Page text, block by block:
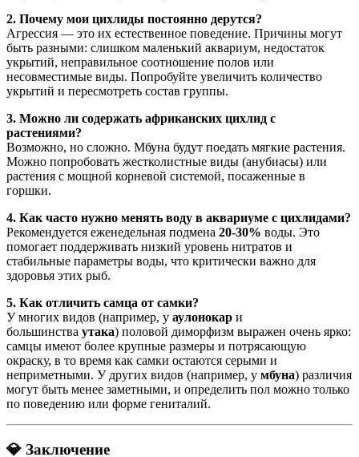
2. Почему мои цихлиды постоянно дерутся?
Агрессия — это их естественное поведение. Причины могут
быть разными: слишком маленький аквариум, недостаток
укрытий, неправильное соотношение полов или
несовместимые виды. Попробуйте увеличить количество
укрытий и пересмотреть состав группы.
3. Можно ли содержать африканских цихлид с
растениями?
Возможно, но сложно. Мбуна будут поедать мягкие растения.
Можно попробовать жестколистные виды (анубиасы) или
растения с мощной корневой системой, посаженные в
горшки.
4. Как часто нужно менять воду в аквариуме с цихлидами?
Рекомендуется еженедельная подмена 20-30% воды. Это
помогает поддерживать низкий уровень нитратов и
стабильные параметры воды, что критически важно для
здоровья этих рыб.
5. Как отличить самца от самки?
У многих видов (например, у аулонокар и
большинства утака) половой диморфизм выражен очень ярко:
самцы имеют более крупные размеры и потрясающую
окраску, в то время как самки остаются серыми и
неприметными. У других видов (например, у мбуна) различия
могут быть менее заметными, и определить пол можно только
по поведению или форме гениталий.
💎 Заключение